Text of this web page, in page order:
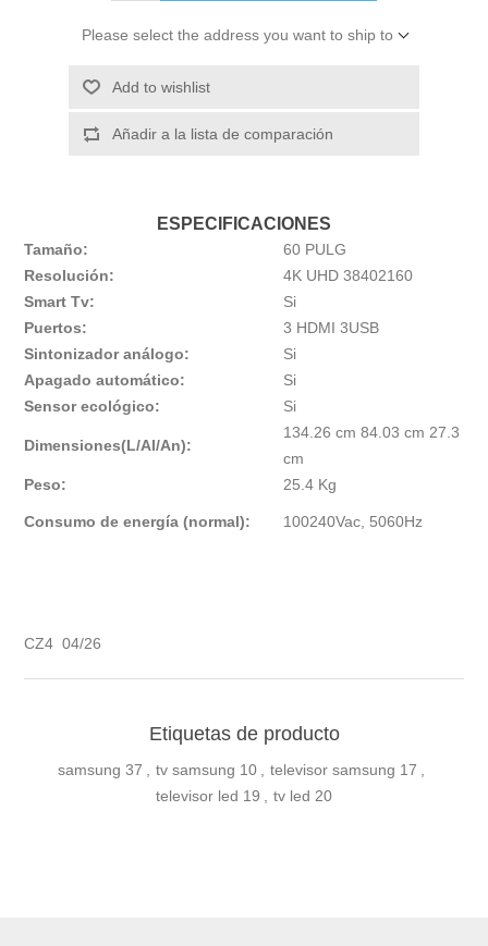
Please select the address you want to ship to
Add to wishlist
Añadir a la lista de comparación
ESPECIFICACIONES
Tamaño:
60 PULG
Resolución:
4K UHD 38402160
Smart Tv:
Si
Puertos:
3 HDMI 3USB
Sintonizador análogo:
Si
Apagado automático:
Si
Sensor ecológico:
Si
Dimensiones(L/Al/An):
134.26 cm 84.03 cm 27.3
cm
Peso:
25.4 Kg
Consumo de energía (normal): 100240Vac, 5060Hz
CZ4 04/26
Etiquetas de producto
samsung 37 , tv samsung 10 , televisor samsung 17 ,
televisor led 19 , tv led 20